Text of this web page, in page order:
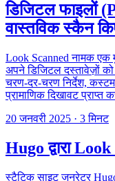
डिजिटल फाइलों
वास्तविक स्कैन
Look Scanned नामक एक
अपने डिजिटल दस्तावेज़ों
चरण-दर-चरण निर्देश,
प्रामाणिक दिखावट प्राप्त
20 जनवरी 2025 · 3 मिनट
Hugo द्वारा
स्टैटिक साइट जनरेटर